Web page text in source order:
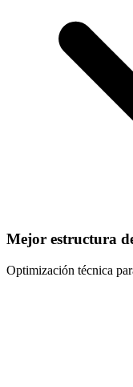
Mejor estructura
Optimización técnica